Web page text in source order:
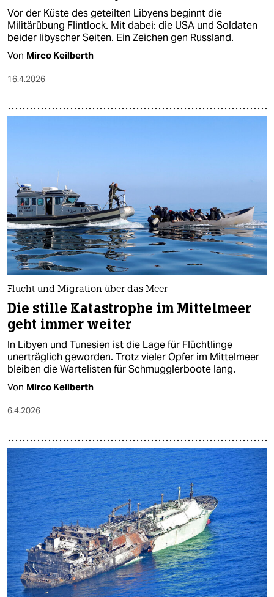
Vor der Küste des geteilten Libyens beginnt die
Militärübung Flintlock. Mit dabei: die USA und Soldaten
beider libyscher Seiten. Ein Zeichen gen Russland.
Von Mirco Keilberth
16.4.2026
Flucht und Migration über das Meer
Die stille Katastrophe im Mittelmeer
geht immer weiter
In Libyen und Tunesien ist die Lage für Flüchtlinge
unerträglich geworden. Trotz vieler Opfer im Mittelmeer
bleiben die Wartelisten für Schmugglerboote lang.
Von Mirco Keilberth
6.4.2026